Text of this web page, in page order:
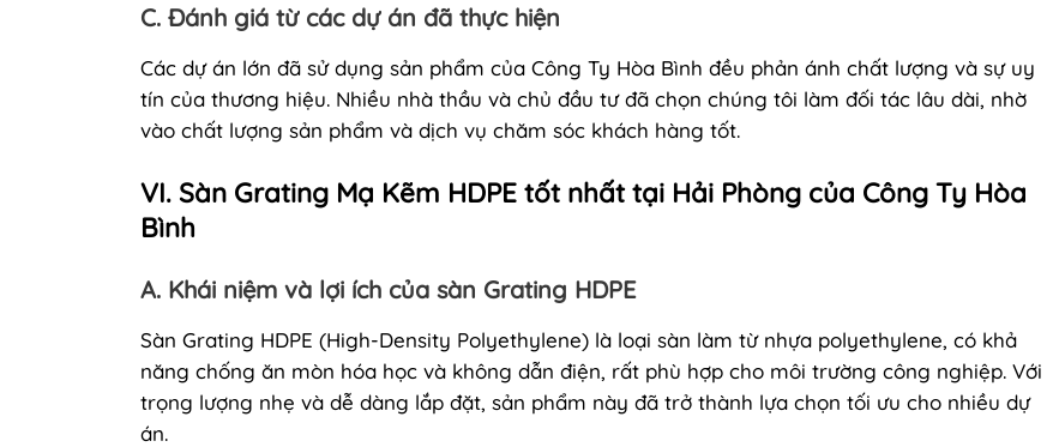
C. Đánh giá từ các dự án đã thực hiện
Các dự án lớn đã sử dụng sản phẩm của Công Ty Hòa Bình đều phản ánh chất lượng và sự uy
tín của thương hiệu. Nhiều nhà thầu và chủ đầu tư đã chọn chúng tôi làm đối tác lâu dài, nhờ
vào chất lượng sản phẩm và dịch vụ chăm sóc khách hàng tốt.
VI. Sàn Grating Mạ Kẽm HDPE tốt nhất tại Hải Phòng của Công Ty Hòa
Bình
A. Khái niệm và lợi ích của sàn Grating HDPE
Sàn Grating HDPE (High-Density Polyethylene) là loại sàn làm từ nhựa polyethylene, có khả
năng chống ăn mòn hóa học và không dẫn điện, rất phù hợp cho môi trường công nghiệp. Với
trọng lượng nhẹ và dễ dàng lắp đặt, sản phẩm này đã trở thành lựa chọn tối ưu cho nhiều dự
án.